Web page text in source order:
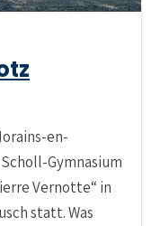
en-
Gymnasium
Vernotte“ in
statt. Was